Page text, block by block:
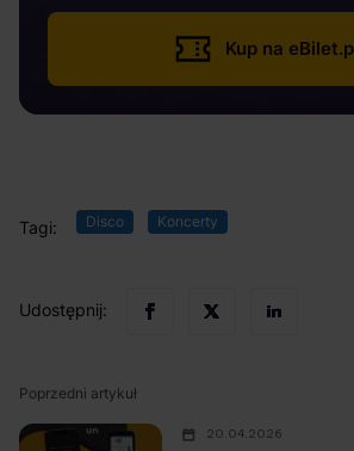
Kup na
Tagi: Disco Koncerty
Udostępnij:
Poprzedni artykuł
20.04.2026